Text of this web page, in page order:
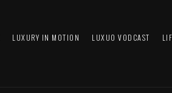
LUXURY IN MOTION LUXUO VODCAST